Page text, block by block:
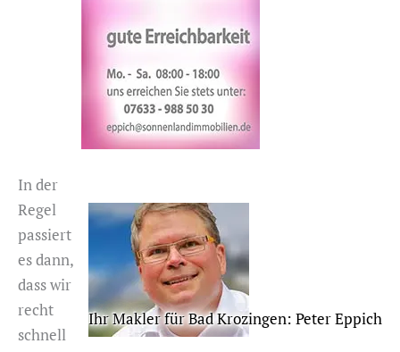
Ihr Makler für Bad Krozingen: Peter Eppich
In der
Regel
passiert
es dann,
dass wir
recht
schnell